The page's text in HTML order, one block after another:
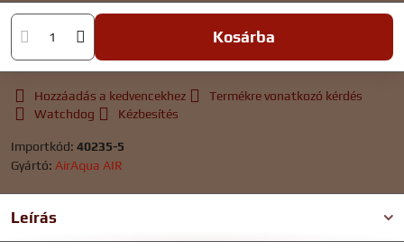
Kosárba
Hozzáadás a kedvencekhez
Termékre vonatkozó kérdés
Watchdog
Kézbesítés
Importkód: 40235-5
Gyártó: AirAqua AIR
Leírás